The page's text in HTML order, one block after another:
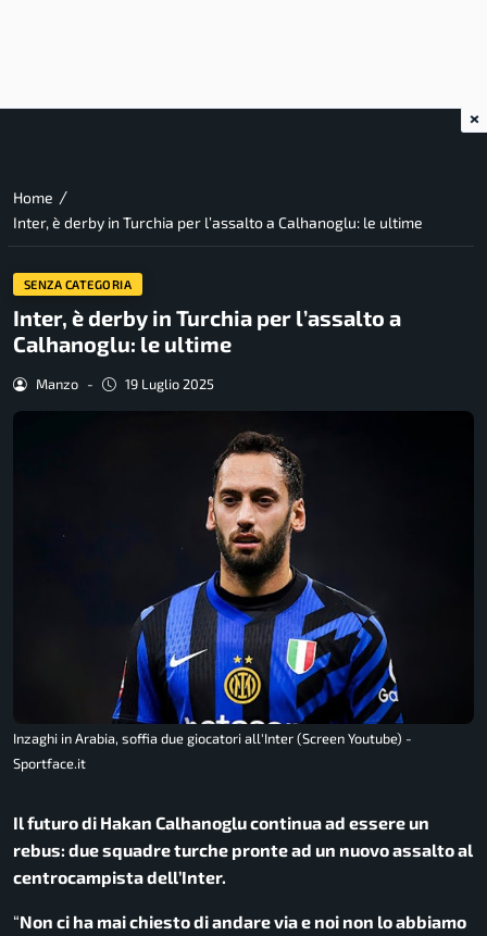
Home /
Inter, è derby in Turchia per l’assalto a Calhanoglu: le ultime
SENZA CATEGORIA
Inter, è derby in Turchia per l’assalto a
Calhanoglu: le ultime
Manzo - 19 Luglio 2025
Inzaghi in Arabia, soffia due giocatori all'Inter (Screen Youtube) -
Sportface.it
Il futuro di Hakan Calhanoglu continua ad essere un
rebus: due squadre turche pronte ad un nuovo assalto al
centrocampista dell’Inter.
“Non ci ha mai chiesto di andare via e noi non lo abbiamo
×